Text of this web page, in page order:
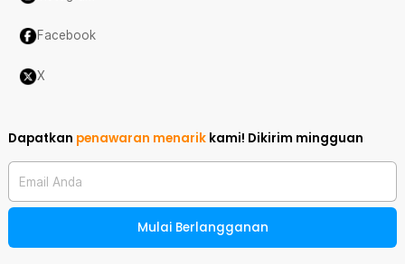
Facebook
X
Dapatkan penawaran menarik kami! Dikirim mingguan
Email Anda
Mulai Berlangganan